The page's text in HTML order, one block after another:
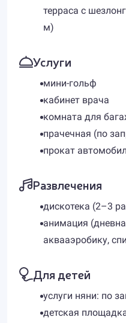
терраса с
м)
Услуги
мини-гольф
кабинет врача
комната для
прачечная (по
прокат
Развлечения
дискотека (2–3
анимация
аквааэробику,
Для детей
услуги няни: по
детская